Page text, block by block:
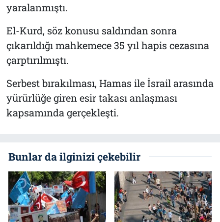
yaralanmıştı.
El-Kurd, söz konusu saldırıdan sonra
çıkarıldığı mahkemece 35 yıl hapis cezasına
çarptırılmıştı.
Serbest bırakılması, Hamas ile İsrail arasında
yürürlüğe giren esir takası anlaşması
kapsamında gerçekleşti.
Bunlar da ilginizi çekebilir